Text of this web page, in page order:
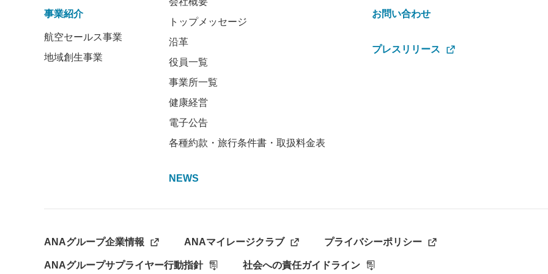
事業紹介
航空セールス事業
地域創生事業
トップメッセージ
沿革
役員一覧
事業所一覧
健康経営
電子公告
各種約款・旅行条件書・取扱料金表
NEWS
お問い合わせ
プレスリリース
ANAグループ企業情報 ANAマイレージクラブ プライバシーポリシー
ANAグループサプライヤー行動指針 社会への責任ガイドライン